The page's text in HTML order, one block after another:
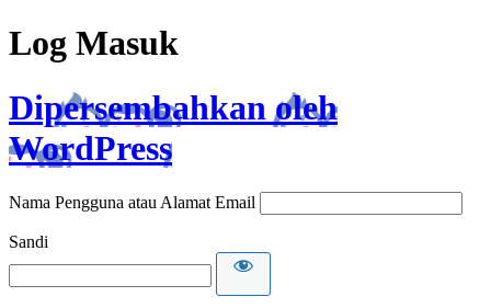
Log Masuk
Dipersembahkan oleh
WordPress
Nama Pengguna atau Alamat Email
Sandi